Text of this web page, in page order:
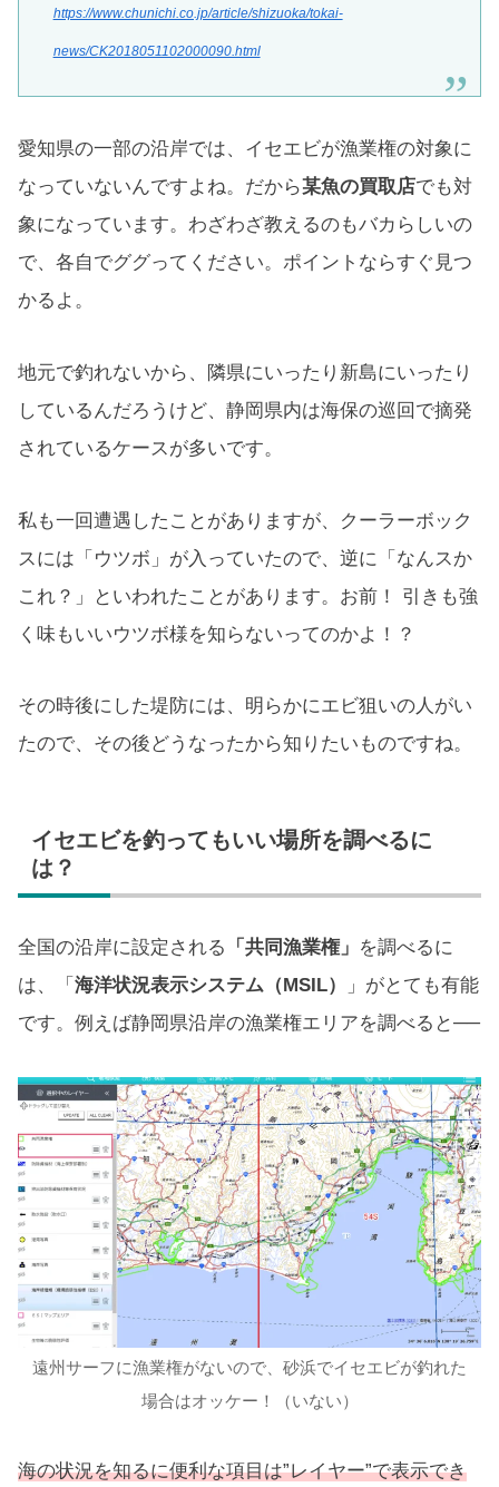
https://www.chunichi.co.jp/article/shizuoka/tokai-
news/CK2018051102000090.html
愛知県の一部の沿岸では、イセエビが漁業権の対象に
なっていないんですよね。だから某魚の買取店でも対
象になっています。わざわざ教えるのもバカらしいの
で、各自でググってください。ポイントならすぐ見つ
かるよ。
地元で釣れないから、隣県にいったり新島にいったり
しているんだろうけど、静岡県内は海保の巡回で摘発
されているケースが多いです。
私も一回遭遇したことがありますが、クーラーボック
スには「ウツボ」が入っていたので、逆に「なんスか
これ？」といわれたことがあります。お前！ 引きも強
く味もいいウツボ様を知らないってのかよ！？
その時後にした堤防には、明らかにエビ狙いの人がい
たので、その後どうなったから知りたいものですね。
イセエビを釣ってもいい場所を調べるに
は？
全国の沿岸に設定される 「共同漁業権」 を調べるに
は、「 海洋状況表示システム（MSIL）
」がとても有能
です。例えば静岡県沿岸の漁業権エリアを調べると──
遠州サーフに漁業権がないので、砂浜でイセエビが釣れた
場合はオッケー！（いない）
海の状況を知るに便利な項目は”レイヤー”で表示でき